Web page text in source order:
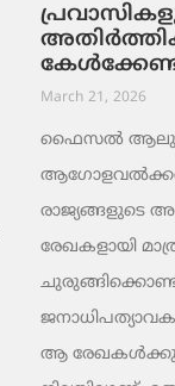
March 21, 2026
ഫൈസൽ ആലുവ
രാജ്യങ്ങളുടെ
രേഖകളായി
ആ